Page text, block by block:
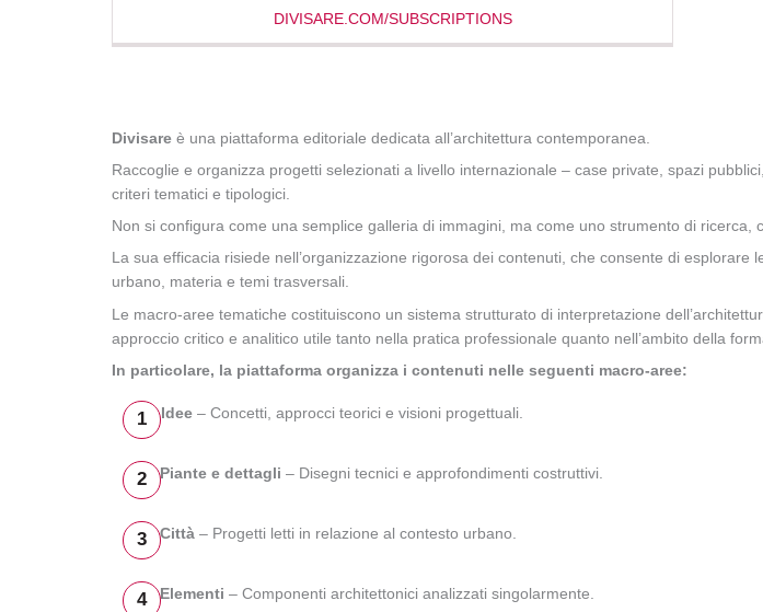
DIVISARE.COM/SUBSCRIPTIONS
Divisare è una piattaforma editoriale dedicata all’architettura contemporanea.
Raccoglie e organizza progetti selezionati a livello internazionale – case private, spazi
criteri tematici e tipologici.
Non si configura come una semplice galleria di immagini, ma come uno strumento di
La sua efficacia risiede nell’organizzazione rigorosa dei contenuti, che consente di
urbano, materia e temi trasversali.
Le macro-aree tematiche costituiscono un sistema strutturato di interpretazione
approccio critico e analitico utile tanto nella pratica professionale quanto nell’ambito della
In particolare, la piattaforma organizza i contenuti nelle seguenti macro-aree:
1 Idee – Concetti, approcci teorici e visioni progettuali.
2 Piante e dettagli – Disegni tecnici e approfondimenti costruttivi.
3 Città– Progetti letti in relazione al contesto urbano.
4 Elementi – Componenti architettonici analizzati singolarmente.